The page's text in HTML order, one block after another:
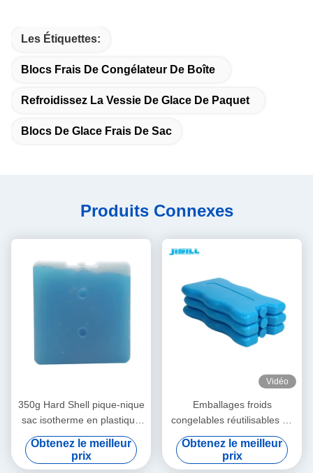
Les Étiquettes:
Blocs Frais De Congélateur De Boîte
Refroidissez La Vessie De Glace De Paquet
Blocs De Glace Frais De Sac
Produits Connexes
350g Hard Shell pique-nique
sac isotherme en plastique
blocs de glace congélateur
briques de glace
Obtenez le meilleur
prix
Vidéo
Emballages froids
congelables réutilisables de
gel de refroidisseur de
vessie de glace portative
bleue de sac
Obtenez le meilleur
prix